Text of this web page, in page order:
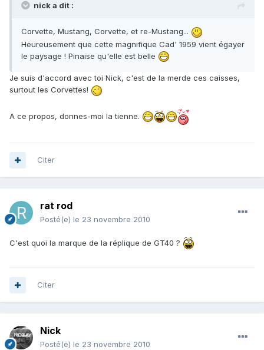
nick a dit :
Corvette, Mustang, Corvette, et re-Mustang...
Heureusement que cette magnifique Cad' 1959 vient égayer
le paysage ! Pinaise qu'elle est belle
Je suis d'accord avec toi Nick, c'est de la merde ces caisses,
surtout les Corvettes!
A ce propos, donnes-moi la tienne.
Citer
rat rod
Posté(e) le 23 novembre 2010
C'est quoi la marque de la réplique de GT40 ?
Citer
Nick
Posté(e) le 23 novembre 2010